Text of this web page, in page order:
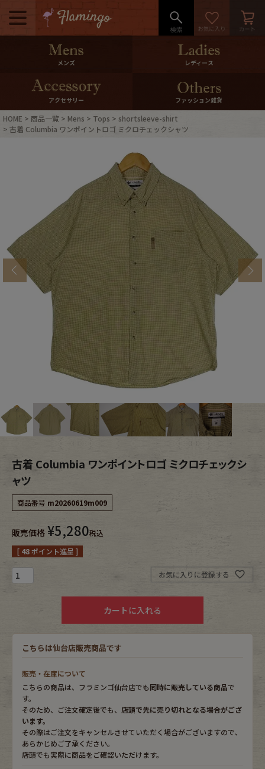
メニュー
500pt＆10％Offクーポンプレゼン
10％0ffクーポンプレゼント
ログイン・会員登録 LINE ID連携
マイページ
ご利用ガイド International Shipping
店舗紹介 特集一覧
ブランドから探す スタッフコーディネート
年代から探す
メンズ商品カテゴリーから探す
Bottoms
レディース商品カテゴリーから探す
Tops
Outer
Fafatt
小物・アクセサリーから探す
Eye Wear Cap
Accessory Shoes
Belt
Keyring vintage bicycle
メンズ レディース
アクセサリー ファッション雑貨
HOME 商品一覧 Mens Tops
shortsleeve-shirt
古着 Columbia ワンポイントロゴ ミクロチェックシャツ
古着 Columbia ワンポイントロゴ ミクロチェックシ
ャツ
商品番号 m20260619m009
販売価格 ¥5,280税込
[ 48ポイント進呈 ]
お気に入りに登録する
カートに入れる
こちらは仙台店販売商品です
販売・在庫について
こちらの商品は、フラミンゴ仙台店でも同時に販売している商品で
す。
そのため、ご注文確定後でも、 店頭で先に売り切れとなる場合がござ
います。
その際はご注文をキャンセルさせていただく場合がございますので、
あらかじめご了承ください。
店頭でも実際に商品をご確認いただけます。